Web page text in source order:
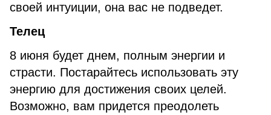
своей интуиции, она вас не подведет.
Телец
8 июня будет днем, полным энергии и
страсти. Постарайтесь использовать эту
энергию для достижения своих целей.
Возможно, вам придется преодолеть